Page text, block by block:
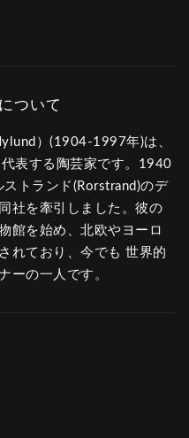
）(1904-1997年)は、
表する陶芸家です。1940
トランド(Rorstrand)のデ
社を牽引しました。彼の
館を始め、北欧やヨーロ
れており、今でも 世界的
ーの一人です。